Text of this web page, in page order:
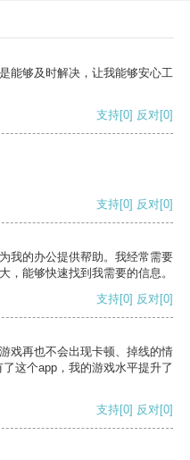
能够及时解决，让我能够安心工
支持[0] 反对[0]
支持[0] 反对[0]
我的办公提供帮助。我经常需要
，能够快速找到我需要的信息。
支持[0] 反对[0]
戏再也不会出现卡顿、掉线的情
这个app，我的游戏水平提升了
支持[0] 反对[0]